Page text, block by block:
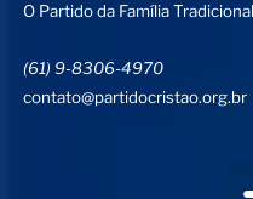
O Partido da Família
(61) 9-8306-4970
contato@partidocristao.org.br